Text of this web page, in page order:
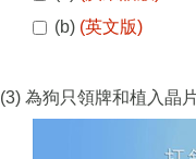
(b) (英文版)
(3) 為狗只領牌和植入晶